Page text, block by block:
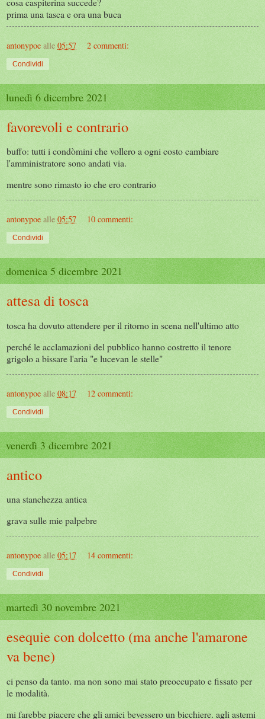
prima una tasca e ora una buca
antonypoe alle 05:57 2 commenti:
Condividi
lunedì 6 dicembre 2021
favorevoli e contrario
buffo: tutti i condòmini che vollero a ogni costo cambiare
l'amministratore sono andati via.
mentre sono rimasto io che ero contrario
antonypoe alle 05:57 10 commenti:
Condividi
domenica 5 dicembre 2021
attesa di tosca
tosca ha dovuto attendere per il ritorno in scena nell'ultimo atto
perché le acclamazioni del pubblico hanno costretto il tenore
grigolo a bissare l'aria "e lucevan le stelle"
antonypoe alle 08:17 12 commenti:
Condividi
venerdì 3 dicembre 2021
antico
una stanchezza antica
grava sulle mie palpebre
antonypoe alle 05:17 14 commenti:
Condividi
martedì 30 novembre 2021
esequie con dolcetto (ma anche l'amarone
va bene)
ci penso da tanto. ma non sono mai stato preoccupato e fissato per
le modalità.
mi farebbe piacere che gli amici bevessero un bicchiere. agli astemi